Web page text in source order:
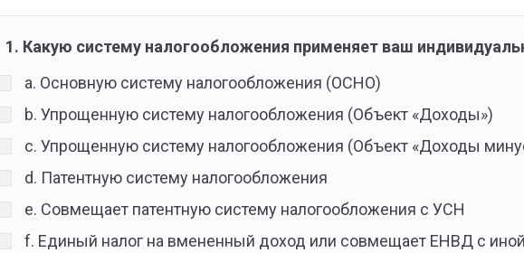
1. Какую систему налогообложения применяет ваш
a. Основную систему налогообложения (ОСНО)
b. Упрощенную систему налогообложения (Объект «Доходы»)
c. Упрощенную систему налогообложения (Объект «Доходы
d. Патентную систему налогообложения
e. Совмещает патентную систему налогообложения с УСН
f. Единый налог на вмененный доход или совмещает ЕНВД с